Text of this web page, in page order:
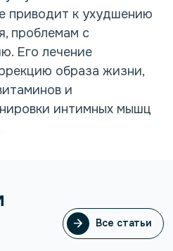
приводит к ухудшению
проблемам с
Его лечение
образа жизни,
и
интимных мышц
Все статьи
Все статьи